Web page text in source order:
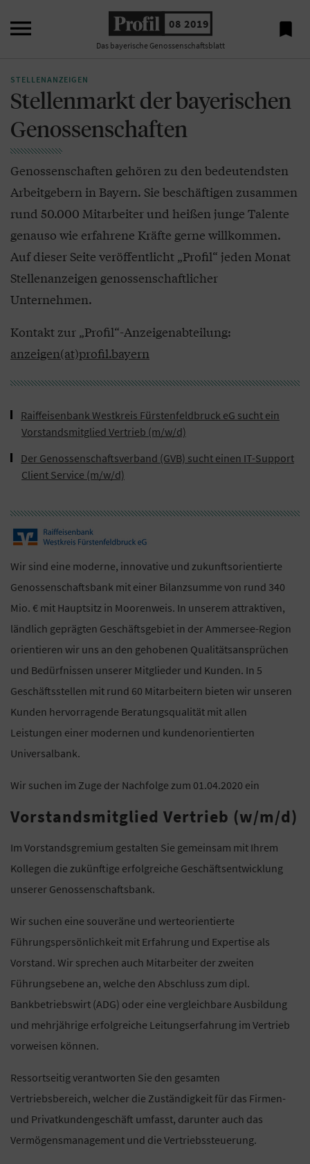
 08 2019
Das bayerische Genossenschaftsblatt

STELLENANZEIGEN
Stellenmarkt der bayerischen
Genossenschaften
Genossenschaften gehören zu den bedeutendsten
Arbeitgebern in Bayern. Sie beschäftigen zusammen
rund 50.000 Mitarbeiter und heißen junge Talente
genauso wie erfahrene Kräfte gerne willkommen.
Auf dieser Seite veröffentlicht „Profil“ jeden Monat
Stellenanzeigen genossenschaftlicher
Unternehmen.
Kontakt zur „Profil“-Anzeigenabteilung:
anzeigen(at)profil.bayern
Raiffeisenbank Westkreis Fürstenfeldbruck eG sucht ein
Vorstandsmitglied Vertrieb (m/w/d)
Der Genossenschaftsverband (GVB) sucht einen IT-Support
Client Service (m/w/d)
Wir sind eine moderne, innovative und zukunftsorientierte
Genossenschaftsbank mit einer Bilanzsumme von rund 340
Mio. € mit Hauptsitz in Moorenweis. In unserem attraktiven,
ländlich geprägten Geschäftsgebiet in der Ammersee-Region
orientieren wir uns an den gehobenen Qualitätsansprüchen
und Bedürfnissen unserer Mitglieder und Kunden. In 5
Geschäftsstellen mit rund 60 Mitarbeitern bieten wir unseren
Kunden hervorragende Beratungsqualität mit allen
Leistungen einer modernen und kundenorientierten
Universalbank.
Wir suchen im Zuge der Nachfolge zum 01.04.2020 ein
Vorstandsmitglied Vertrieb (w/m/d)
Im Vorstandsgremium gestalten Sie gemeinsam mit Ihrem
Kollegen die zukünftige erfolgreiche Geschäftsentwicklung
unserer Genossenschaftsbank.
Wir suchen eine souveräne und werteorientierte
Führungspersönlichkeit mit Erfahrung und Expertise als
Vorstand. Wir sprechen auch Mitarbeiter der zweiten
Führungsebene an, welche den Abschluss zum dipl.
Bankbetriebswirt (ADG) oder eine vergleichbare Ausbildung
und mehrjährige erfolgreiche Leitungserfahrung im Vertrieb
vorweisen können.
Ressortseitig verantworten Sie den gesamten
Vertriebsbereich, welcher die Zuständigkeit für das Firmen-
und Privatkundengeschäft umfasst, darunter auch das
Vermögensmanagement und die Vertriebssteuerung.